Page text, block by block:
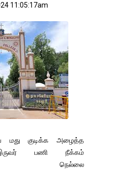
11:05:17am
மது குடிக்க அழைத்த
இருவர் பணி நீக்கம்
நெல்லை